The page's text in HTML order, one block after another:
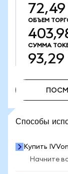
72,49
ОБЪЕМ
СУММА
93,29
Способы
Купить IVVon
Начните